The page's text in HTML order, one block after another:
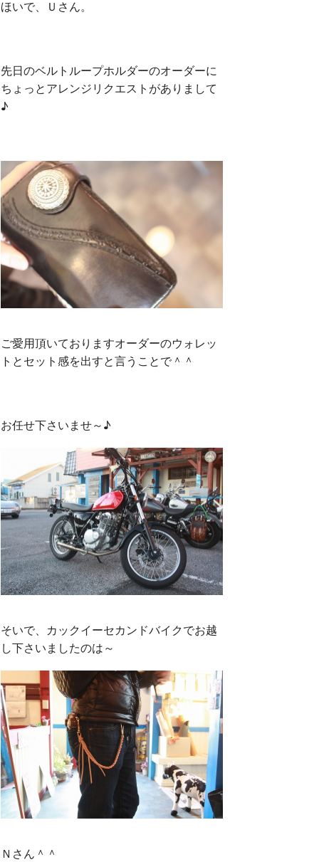
ほいで、Ｕさん。
先日のベルトループホルダーのオーダーに
ちょっとアレンジリクエストがありまして
♪
ご愛用頂いておりますオーダーのウォレッ
トとセット感を出すと言うことで＾＾
お任せ下さいませ～♪
そいで、カックイーセカンドバイクでお越
し下さいましたのは～
Ｎさん＾＾